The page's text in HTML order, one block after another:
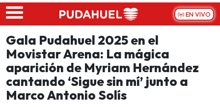
Skip to main content
EN VIVO
Gala Pudahuel 2025 en el
Movistar Arena: La mágica
aparición de Myriam Hernández
cantando ‘Sigue sin mí’ junto a
Marco Antonio Solís